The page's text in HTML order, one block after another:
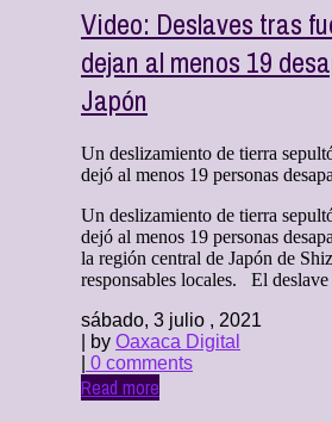
Video: Deslaves tras
dejan al menos 19
Japón
Un deslizamiento de tierra
dejó al menos 19 personas
Un deslizamiento de tierra
dejó al menos 19 personas
la región central de Japón de
responsables locales. El deslave
sábado, 3 julio , 2021
| by Oaxaca Digital
0 comments
Read more